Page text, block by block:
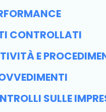
CONTROLLATI
E
SULLE